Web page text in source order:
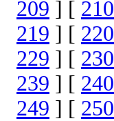
209 ] [ 210
219 ] [ 220
229 ] [ 230
239 ] [ 240
249 ] [ 250